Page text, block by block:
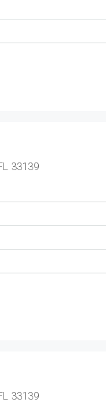
33139
33139